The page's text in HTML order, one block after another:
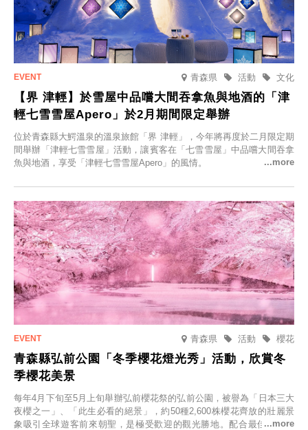
青森県 文化
活動
【界 津輕】於雪屋中品嚐大間吞拿魚與地酒的「津
輕七雪雪屋Apero」於2月期間限定舉辦
位於青森縣大鰐溫泉的溫泉旅館「界 津輕」，今年將再度於二月限定期
間舉辦「津輕七雪雪屋」活動，讓賓客在「七雪雪屋」中品嚐大間吞拿
魚與地酒，享受「津輕七雪雪屋Apero」的風情。
青森県 櫻花
活動
青森縣弘前公園「冬季櫻花燈光秀」活動，欣賞冬
季櫻花美景
每年4月下旬至5月上旬舉辦弘前櫻花祭的弘前公園，被譽為「日本三大
夜櫻之一」、「此生必看的絕景」，約50種2,600株櫻花齊放的壯麗景
象吸引全球遊客前來朝聖，是極受歡迎的觀光勝地。配合最佳觀雪時